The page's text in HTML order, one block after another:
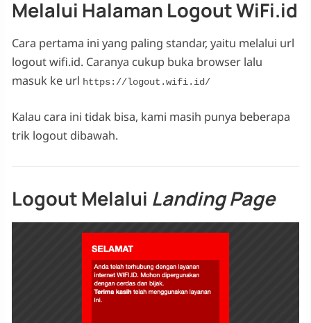
Melalui Halaman Logout WiFi.id
Cara pertama ini yang paling standar, yaitu melalui url
logout wifi.id. Caranya cukup buka browser lalu
masuk ke url https://logout.wifi.id/
Kalau cara ini tidak bisa, kami masih punya beberapa
trik logout dibawah.
Logout Melalui Landing Page